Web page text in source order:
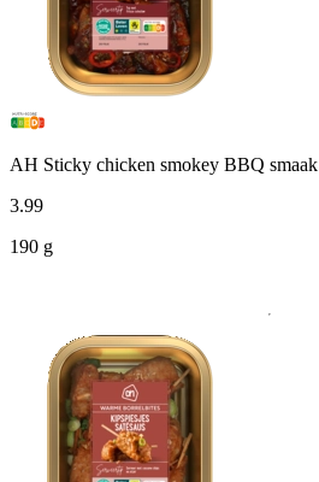
AH Sticky chicken smokey BBQ smaak
3.99
190 g